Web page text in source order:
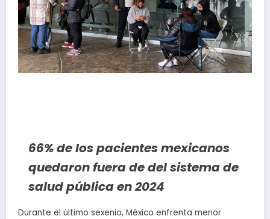
66% de los pacientes mexicanos
quedaron fuera de del sistema de
salud pública en 2024
Durante el último sexenio, México enfrenta menor